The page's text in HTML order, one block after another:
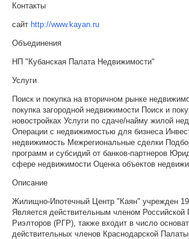
Контакты
сайт http://www.kayan.ru
Объединения
НП "Кубанская Палата Недвижимости"
Услуги
Поиск и покупка на вторичном рынке
покупка загородной недвижимости Поиск и
новостройках Услуги по сдаче/найму жилой
Операции с недвижимостью для бизнеса
недвижимость Межрегиональные сделки
программ и субсидий от банков-партнеров
сфере недвижимости Оценка объектов
Описание
Жилищно-Ипотечный Центр "Каян" учрежден 19
Является действительным членом Российской
Риэлторов (РГР), также входит в число
действительных членов Краснодарской